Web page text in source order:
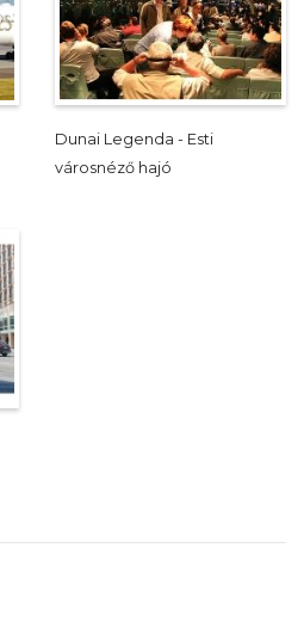
Dunai Legenda - Esti
városnéző hajó